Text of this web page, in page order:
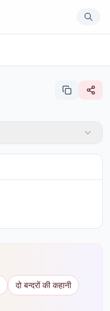
दो बन्दरों की कहानी